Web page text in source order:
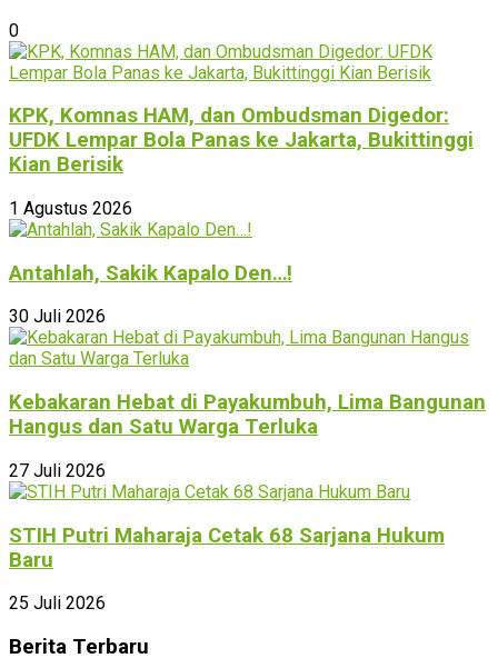
0
KPK, Komnas HAM, dan Ombudsman Digedor:
UFDK Lempar Bola Panas ke Jakarta, Bukittinggi
Kian Berisik
1 Agustus 2026
Antahlah, Sakik Kapalo Den…!
30 Juli 2026
Kebakaran Hebat di Payakumbuh, Lima Bangunan
Hangus dan Satu Warga Terluka
27 Juli 2026
STIH Putri Maharaja Cetak 68 Sarjana Hukum
Baru
25 Juli 2026
Berita Terbaru